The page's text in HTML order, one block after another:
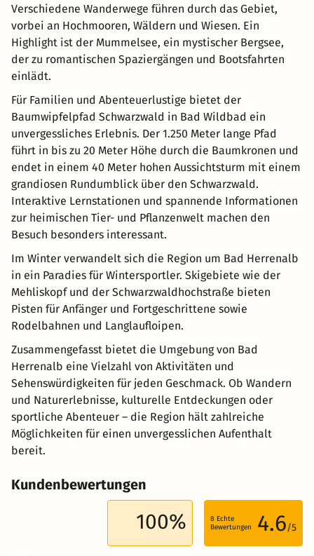
Verschiedene Wanderwege führen durch das Gebiet,
vorbei an Hochmooren, Wäldern und Wiesen. Ein
Highlight ist der Mummelsee, ein mystischer Bergsee,
der zu romantischen Spaziergängen und Bootsfahrten
einlädt.
Für Familien und Abenteuerlustige bietet der
Baumwipfelpfad Schwarzwald in Bad Wildbad ein
unvergessliches Erlebnis. Der 1.250 Meter lange Pfad
führt in bis zu 20 Meter Höhe durch die Baumkronen und
endet in einem 40 Meter hohen Aussichtsturm mit einem
grandiosen Rundumblick über den Schwarzwald.
Interaktive Lernstationen und spannende Informationen
zur heimischen Tier- und Pflanzenwelt machen den
Besuch besonders interessant.
Im Winter verwandelt sich die Region um Bad Herrenalb
in ein Paradies für Wintersportler. Skigebiete wie der
Mehliskopf und der Schwarzwaldhochstraße bieten
Pisten für Anfänger und Fortgeschrittene sowie
Rodelbahnen und Langlaufloipen.
Zusammengefasst bietet die Umgebung von Bad
Herrenalb eine Vielzahl von Aktivitäten und
Sehenswürdigkeiten für jeden Geschmack. Ob Wandern
und Naturerlebnisse, kulturelle Entdeckungen oder
sportliche Abenteuer – die Region hält zahlreiche
Möglichkeiten für einen unvergesslichen Aufenthalt
bereit.
Kundenbewertungen
100% 8 Echte
Bewertungen
4.6/5